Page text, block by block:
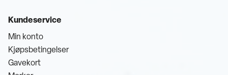
Kundeservice
Min konto
Kjøpsbetingelser
Gavekort